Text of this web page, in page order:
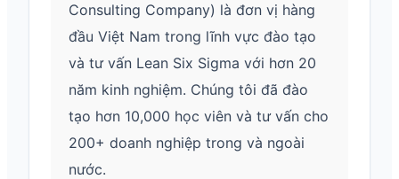
Consulting Company) là đơn vị hàng
đầu Việt Nam trong lĩnh vực đào tạo
và tư vấn Lean Six Sigma với hơn 20
năm kinh nghiệm. Chúng tôi đã đào
tạo hơn 10,000 học viên và tư vấn cho
200+ doanh nghiệp trong và ngoài
nước.